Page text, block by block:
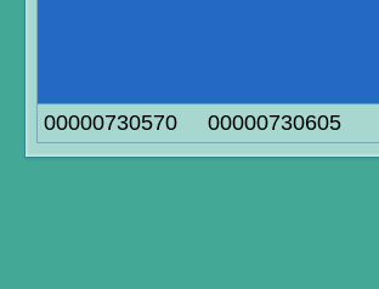
00000730570 00000730605